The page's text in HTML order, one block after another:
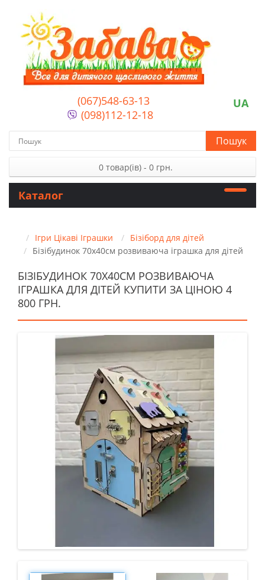
(067)548-63-13
(098)112-12-18
UA
Пошук
0 товар(ів) - 0 грн.
Каталог
Ігри Цікаві Іграшки
Бізіборд для дітей
Бізібудинок 70х40см розвиваюча іграшка для дітей
БІЗІБУДИНОК 70Х40СМ РОЗВИВАЮЧА
ІГРАШКА ДЛЯ ДІТЕЙ КУПИТИ ЗА ЦІНОЮ 4
800 ГРН.